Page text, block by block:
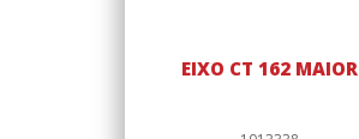
EIXO CT 162 MAIOR